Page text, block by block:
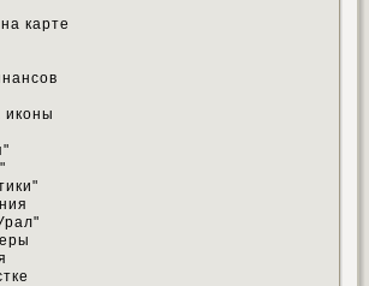
карте
иконы